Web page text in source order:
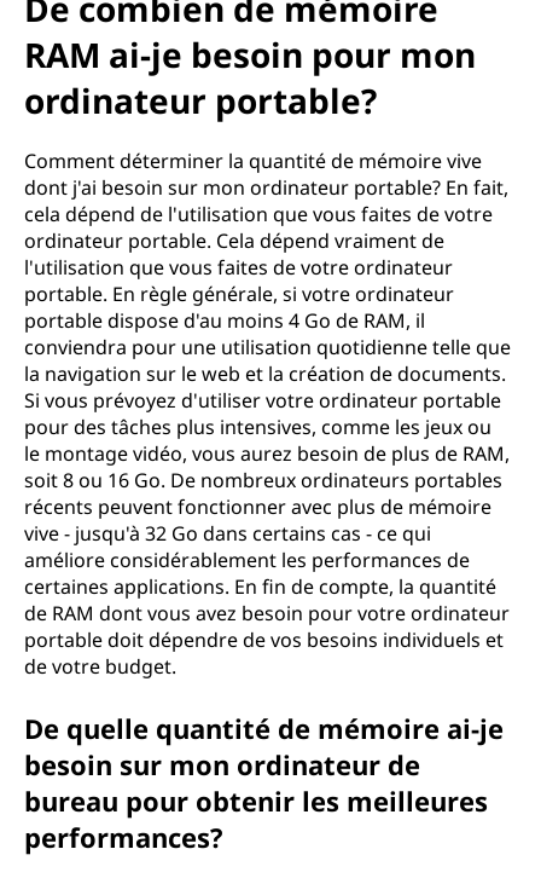
RAM ai-je besoin pour mon
ordinateur portable?
Comment déterminer la quantité de mémoire vive
dont j'ai besoin sur mon ordinateur portable? En fait,
cela dépend de l'utilisation que vous faites de votre
ordinateur portable. Cela dépend vraiment de
l'utilisation que vous faites de votre ordinateur
portable. En règle générale, si votre ordinateur
portable dispose d'au moins 4 Go de RAM, il
conviendra pour une utilisation quotidienne telle que
la navigation sur le web et la création de documents.
Si vous prévoyez d'utiliser votre ordinateur portable
pour des tâches plus intensives, comme les jeux ou
le montage vidéo, vous aurez besoin de plus de RAM,
soit 8 ou 16 Go. De nombreux ordinateurs portables
récents peuvent fonctionner avec plus de mémoire
vive - jusqu'à 32 Go dans certains cas - ce qui
améliore considérablement les performances de
certaines applications. En fin de compte, la quantité
de RAM dont vous avez besoin pour votre ordinateur
portable doit dépendre de vos besoins individuels et
de votre budget.
De quelle quantité de mémoire ai-je
besoin sur mon ordinateur de
bureau pour obtenir les meilleures
performances?